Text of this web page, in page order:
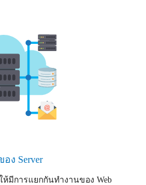
ง Server
ห้มีการแยกกันทำงานของ Web